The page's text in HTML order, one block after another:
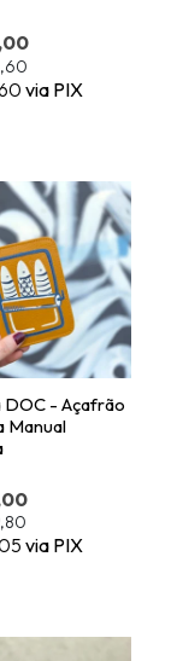
DOC - Açafrão
Manual
via PIX